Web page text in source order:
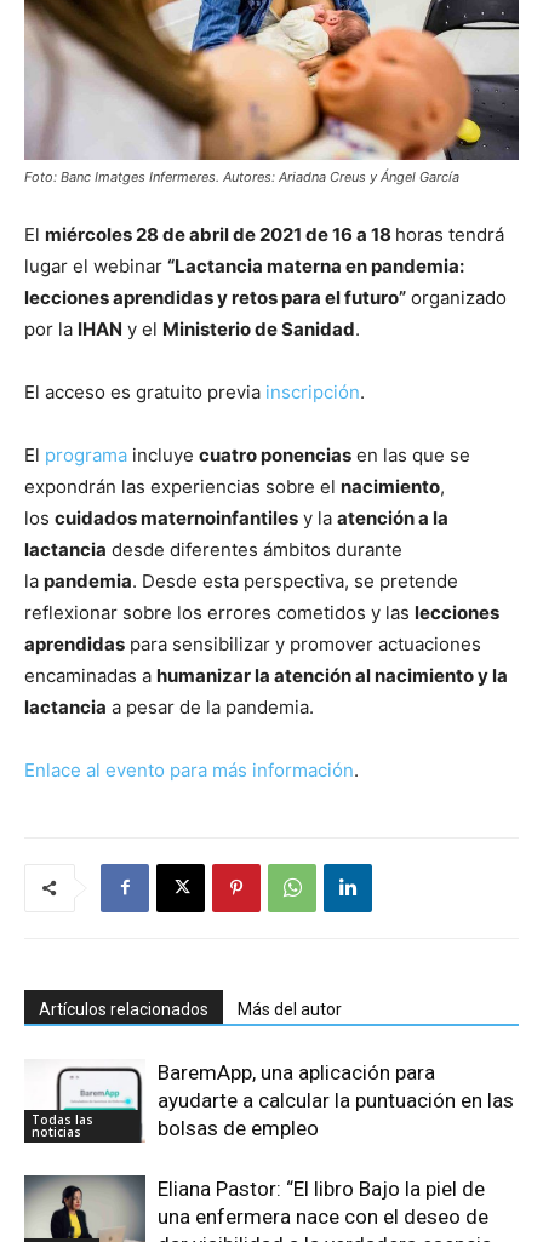
Foto: Banc Imatges Infermeres. Autores: Ariadna Creus y Ángel García
El miércoles 28 de abril de 2021 de 16 a 18 horas tendrá
lugar el webinar “Lactancia materna en pandemia:
lecciones aprendidas y retos para el futuro” organizado
por la IHAN y el Ministerio de Sanidad.
El acceso es gratuito previa inscripción.
El programa incluye cuatro ponencias en las que se
expondrán las experiencias sobre el nacimiento,
los cuidados maternoinfantiles y la atención a la
lactancia desde diferentes ámbitos durante
la pandemia. Desde esta perspectiva, se pretende
reflexionar sobre los errores cometidos y las lecciones
aprendidas para sensibilizar y promover actuaciones
encaminadas a humanizar la atención al nacimiento y la
lactancia a pesar de la pandemia.
Enlace al evento para más información.
Artículos relacionados Más del autor
Todas las
noticias
BaremApp, una aplicación para
ayudarte a calcular la puntuación en las
bolsas de empleo
Eliana Pastor: “El libro Bajo la piel de
una enfermera nace con el deseo de